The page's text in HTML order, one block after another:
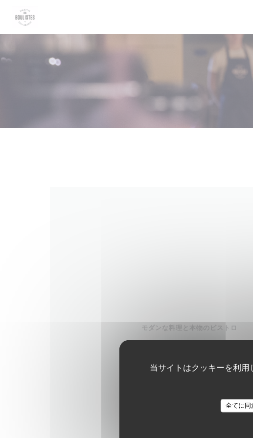
当サイトはクッキーを利
全てに同
モダンな料理と本物のビストロ
8 place Tabareau - 69004 Lyon